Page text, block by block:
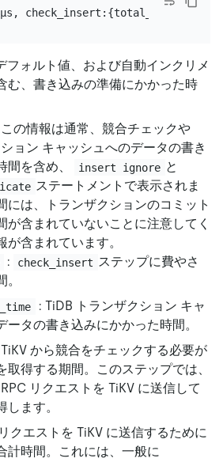
フォルト値、および自動インクリメ
む、書き込みの準備にかかった時
の情報は通常、競合チェックや
ョン キャッシュへのデータの書き
間を含め、
insert ignore と
ステートメントで表示されま
には、トランザクションのコミット
が含まれていないことに注意してく
が含まれています。
: check_insert ステップに費やさ
: TiDB トランザクション キャ
ータの書き込みにかかった時間。
から競合をチェックする必要が
取得する期間。このステップでは、
RPC リクエストを TiKV に送信して
します。
クエストを TiKV に送信するために
計時間。これには、一般に